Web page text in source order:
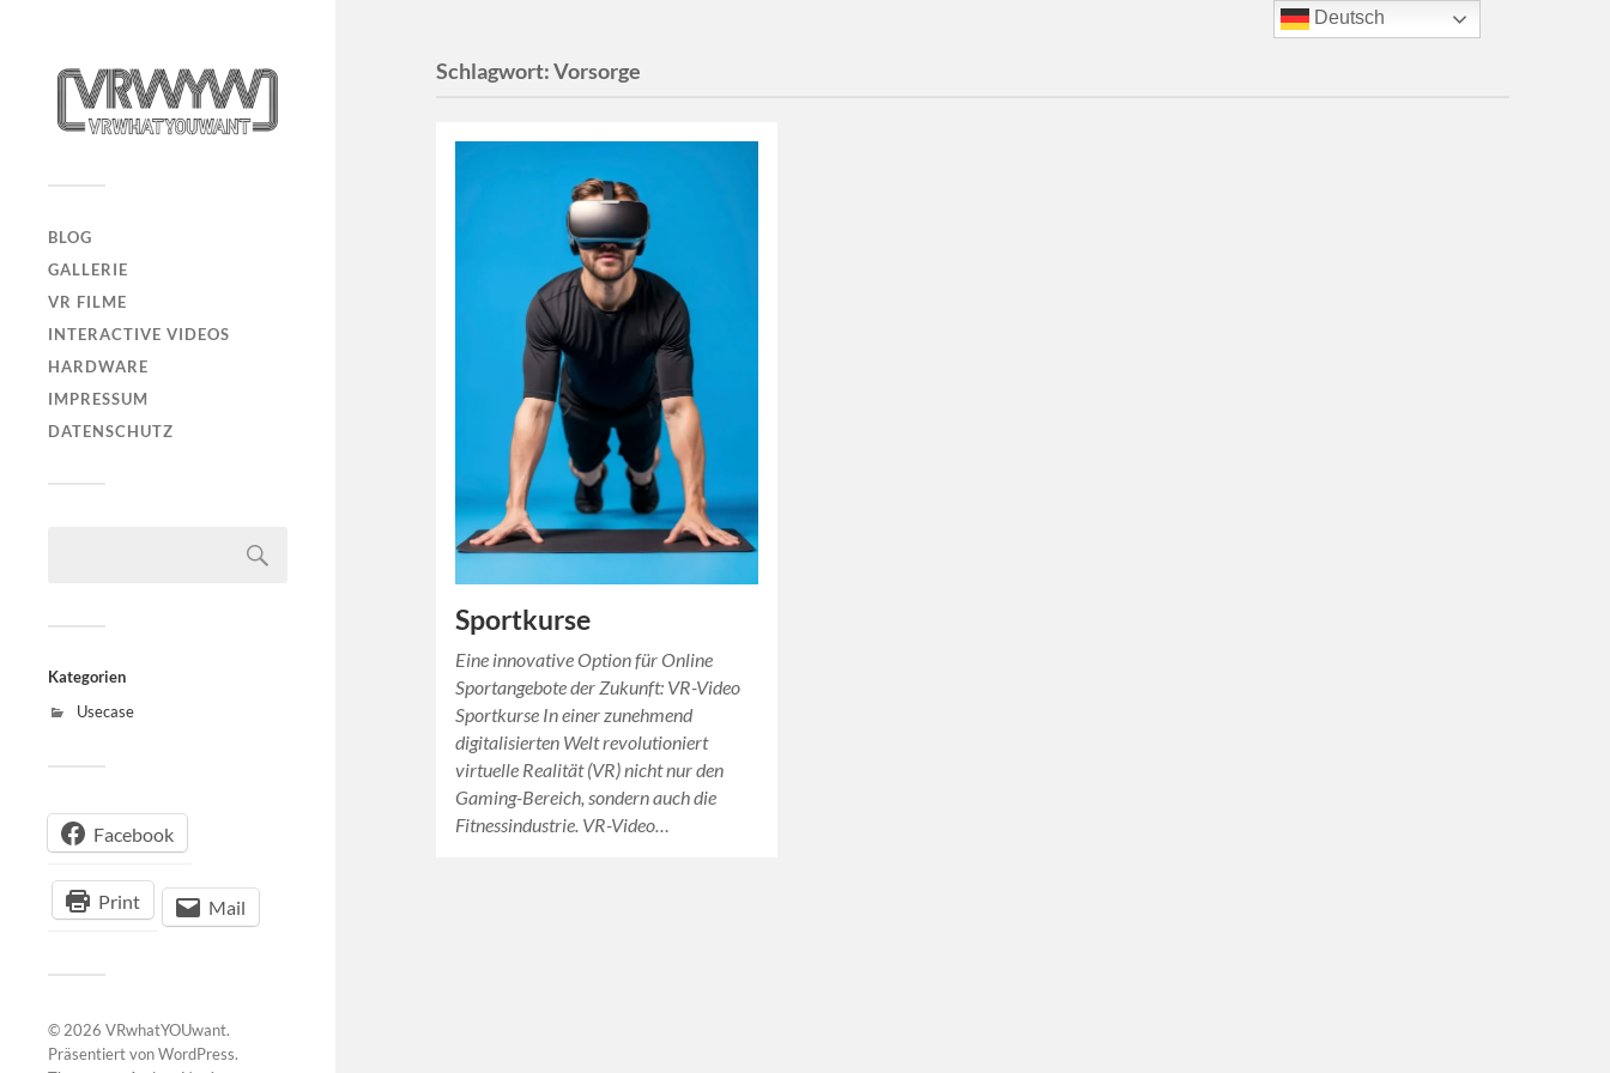
BLOG
GALLERIE
VR FILME
INTERACTIVE VIDEOS
HARDWARE
IMPRESSUM
DATENSCHUTZ
Kategorien
Usecase
Facebook
Print Mail
© 2026 VRwhatYOUwant.
Präsentiert vonWordPress.
Schlagwort:Vorsorge
Sportkurse
Eine innovative Option für Online
Sportangebote der Zukunft: VR-Video
Sportkurse In einer zunehmend
digitalisierten Welt revolutioniert
virtuelle Realität (VR) nicht nur den
Gaming-Bereich, sondern auch die
Fitnessindustrie. VR-Video…
Deutsch